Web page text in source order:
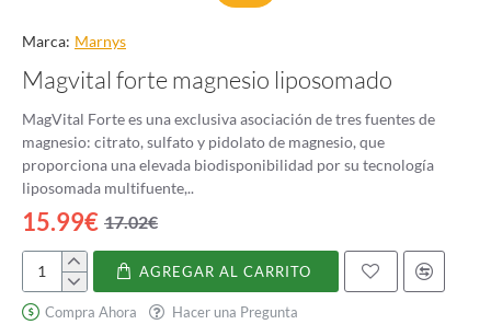
Marca: Marnys
Magvital forte magnesio liposomado
MagVital Forte es una exclusiva asociación de tres fuentes de
magnesio: citrato, sulfato y pidolato de magnesio, que
proporciona una elevada biodisponibilidad por su tecnología
liposomada multifuente,..
15.99€ 17.02€
Magvital
forte
magnesio
AGREGAR AL CARRITO
Compra Ahora Hacer una Pregunta